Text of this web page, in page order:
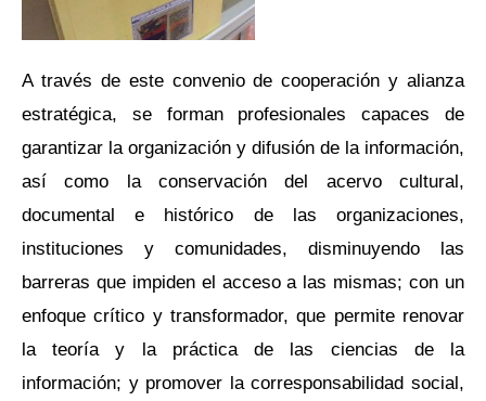
A través de este convenio de cooperación y alianza
estratégica, se forman profesionales capaces de
garantizar la organización y difusión de la información,
así como la conservación del acervo cultural,
documental e histórico de las organizaciones,
instituciones y comunidades, disminuyendo las
barreras que impiden el acceso a las mismas; con un
enfoque crítico y transformador, que permite renovar
la teoría y la práctica de las ciencias de la
información; y promover la corresponsabilidad social,